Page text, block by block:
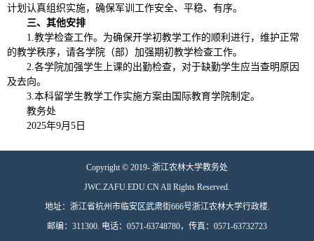
计划认真组织实施，确保军训工作安全、平稳、有序。
三、其他安排
1.教学检查工作。为确保开学初教学工作的顺利进行，维护正常
的教学秩序，请各学院（部）加强期初教学检查工作。
2.各学院加强学生上课的出勤检查，对于缺勤学生应当查明原因
及去向。
3.本科留学生教学工作实施方案由国际教育学院制定。
教务处
2025年9月5日
Copyright © 2019- 浙江农林大学教务处
JWC.ZAFU.EDU.CN All Rights Reserved.
地址：浙江省杭州市临安区武肃街666号浙江农林大学行政楼.
邮编：311300. 电话：0571-63748780，传真：0571-63732723